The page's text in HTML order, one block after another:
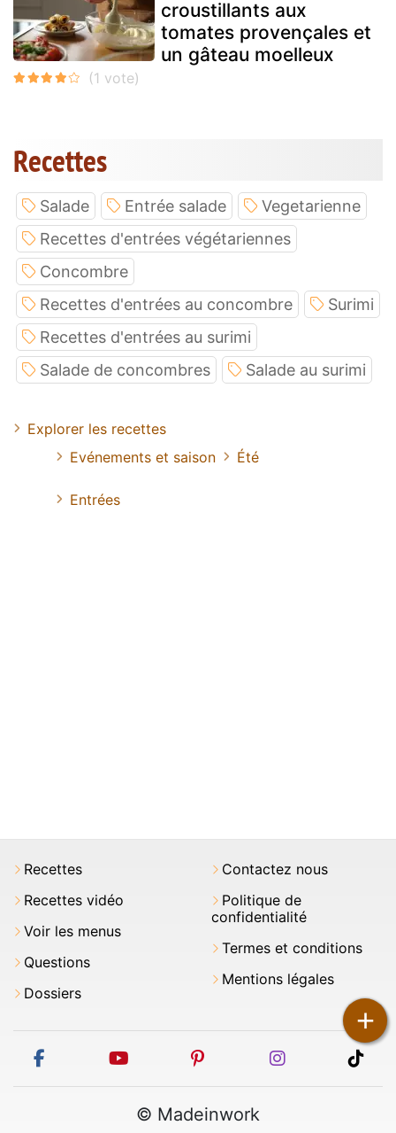
+
croustillants aux
tomates provençales et
un gâteau moelleux
Recettes
Salade Entrée salade
Vegetarienne
Recettes d'entrées végétariennes
Concombre
Recettes d'entrées au concombre
Surimi
Recettes d'entrées au surimi
Salade de concombres
Salade au surimi
Explorer les recettes
Evénements et saison
Été
Entrées
Recettes
Recettes vidéo
Voir les menus
Questions
Dossiers
Contactez nous
Politique de
confidentialité
Termes et conditions
Mentions légales
facebook youtube pinterest instagram
© Madeinwork